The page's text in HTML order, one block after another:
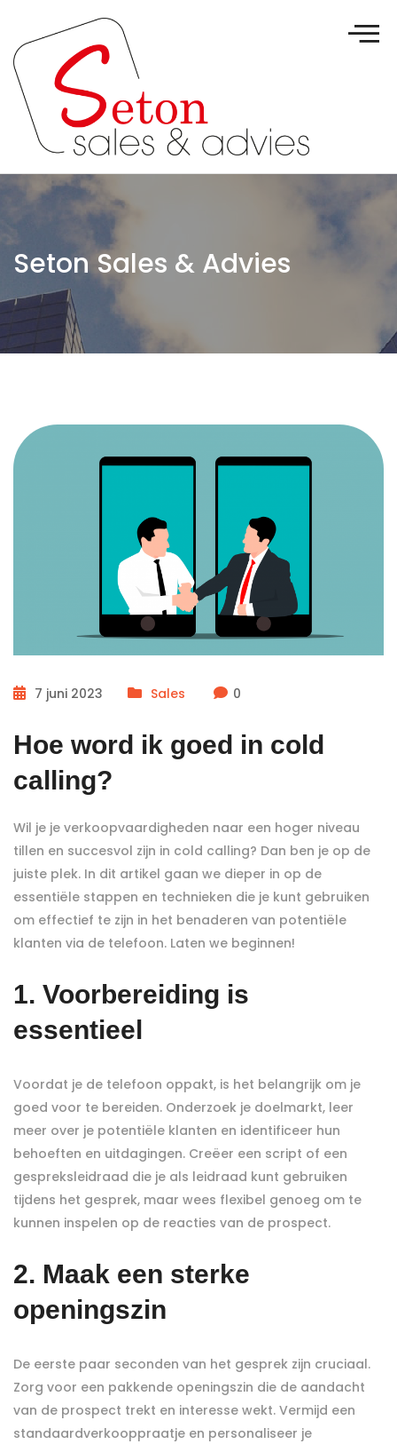
Seton Sales & Advies
7 juni 2023 Sales 0
Hoe word ik goed in cold
calling?
Wil je je verkoopvaardigheden naar een hoger niveau
tillen en succesvol zijn in cold calling? Dan ben je op de
juiste plek. In dit artikel gaan we dieper in op de
essentiële stappen en technieken die je kunt gebruiken
om effectief te zijn in het benaderen van potentiële
klanten via de telefoon. Laten we beginnen!
1. Voorbereiding is
essentieel
Voordat je de telefoon oppakt, is het belangrijk om je
goed voor te bereiden. Onderzoek je doelmarkt, leer
meer over je potentiële klanten en identificeer hun
behoeften en uitdagingen. Creëer een script of een
gespreksleidraad die je als leidraad kunt gebruiken
tijdens het gesprek, maar wees flexibel genoeg om te
kunnen inspelen op de reacties van de prospect.
2. Maak een sterke
openingszin
De eerste paar seconden van het gesprek zijn cruciaal.
Zorg voor een pakkende openingszin die de aandacht
van de prospect trekt en interesse wekt. Vermijd een
standaardverkooppraatje en personaliseer je